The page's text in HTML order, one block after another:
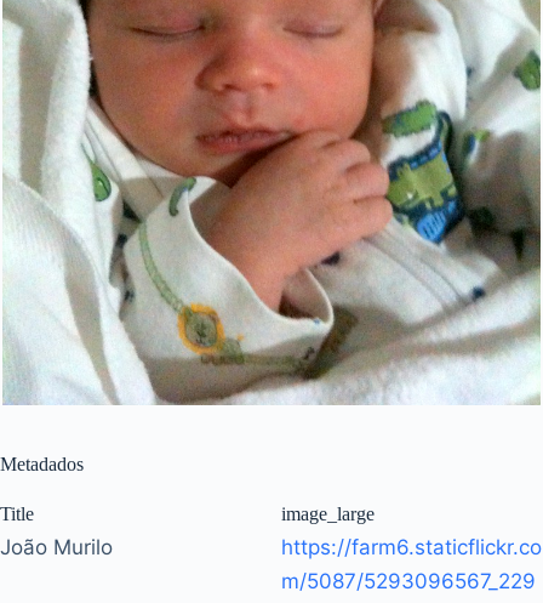
Metadados
Title
João Murilo
image_large
https://farm6.staticflickr.co
m/5087/5293096567_229